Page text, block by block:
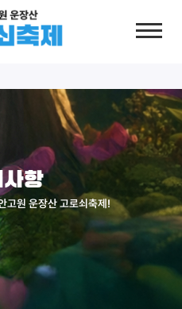
항
고원 운장산 고로쇠축제!